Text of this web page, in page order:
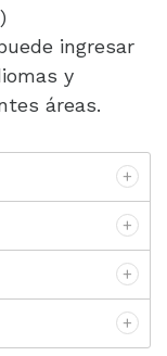
ingresar
y
áreas.